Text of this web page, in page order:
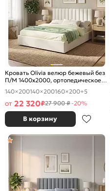
Кровать Olivia велюр бежевый без
П/М 1400x2000, ортопедическое
основание, изголовье мягкое
140×200140×200160×200+5
от 22 320₽27 900 ₽-20%
В корзину